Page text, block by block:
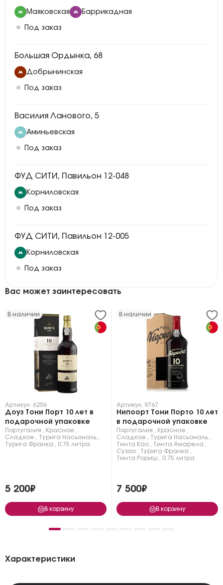
Маяковская Баррикадная
Под заказ
Большая Ордынка, 68
Добрынинская
Под заказ
Василия Ланового, 5
Аминьевская
Под заказ
ФУД СИТИ, Павильон 12-048
Корниловская
Под заказ
ФУД СИТИ, Павильон 12-005
Корниловская
Под заказ
Вас может заинтересовать
В наличии
Артикул: 6206
Доуз Тони Порт 10 лет в
подарочной упаковке
Португалия Красное
Сладкое
Турига Насьональ
Турига Франка
0.75 литра
5 200₽
В корзину
В наличии
Артикул: 9767
Нипоорт Тони Порто 10 лет
в подарочной упаковке
Португалия Красное
Сладкое
Турига Насьональ
Тинта Као
Тинта Амарела
Сузао
Турига Франка
Тинта Рориш
0.75 литра
7 500₽
В корзину
Характеристики